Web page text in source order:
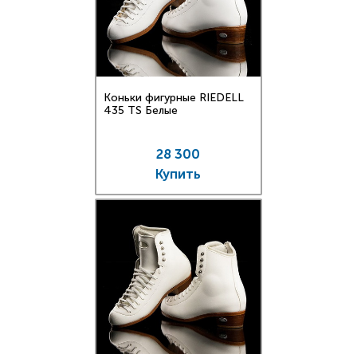
Коньки фигурные RIEDELL
435 TS Белые
28 300
Купить